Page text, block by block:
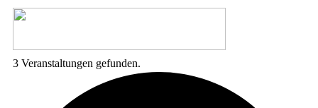
3 Veranstaltungen gefunden.